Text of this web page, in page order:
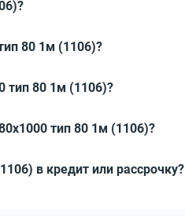
80 1м (1106)?
тип 80 1м (1106)?
тип 80 1м (1106)?
в кредит или рассрочку?